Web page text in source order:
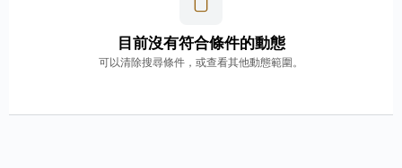
目前沒有符合條件的動態
可以清除搜尋條件，或查看其他動態範圍。